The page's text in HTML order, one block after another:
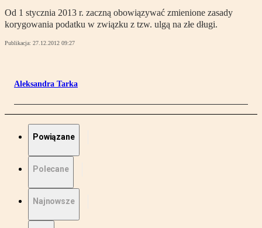
Od 1 stycznia 2013 r. zaczną obowiązywać zmienione zasady
korygowania podatku w związku z tzw. ulgą na złe długi.
Publikacja: 27.12.2012 09:27
Aleksandra Tarka
Powiązane
Polecane
Najnowsze